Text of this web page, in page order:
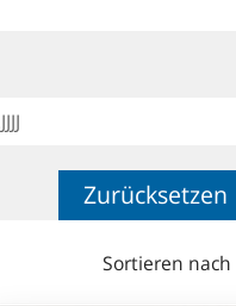
Zurücksetzen
Sortieren nach